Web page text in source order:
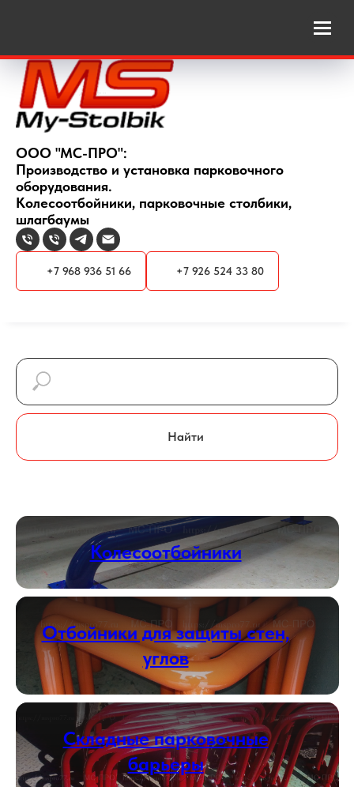
ООО "МС-ПРО":
Производство и установка парковочного
оборудования.
Колесоотбойники, парковочные столбики,
шлагбаумы
+7 968 936 51 66 +7 926 524 33 80
Найти
Колесоотбойники
Отбойники для защиты стен,
углов
Складные парковочные
барьеры